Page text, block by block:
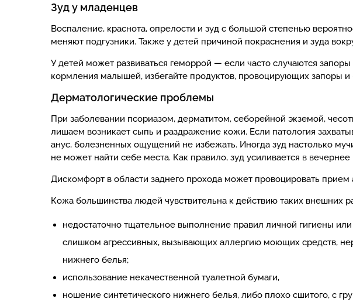
Зуд у младенцев
Воспаление, краснота, опрелости и зуд с большой степенью
меняют подгузники. Также у детей причиной покраснения и зуда
У детей может развиваться геморрой — если часто случаются
кормления малышей, избегайте продуктов, провоцирующих запоры и
Дерматологические проблемы
При заболевании псориазом, дерматитом, себорейной экземой,
лишаем возникает сыпь и раздражение кожи. Если патология
анус, болезненных ощущений не избежать. Иногда зуд настолько
не может найти себе места. Как правило, зуд усиливается в вечернее
Дискомфорт в области заднего прохода может провоцировать прием
Кожа большинства людей чувствительна к действию таких внешних
недостаточно тщательное выполнение правил личной гигиены
слишком агрессивных, вызывающих аллергию моющих средств,
нижнего белья;
использование некачественной туалетной бумаги,
ношение синтетического нижнего белья, либо плохо сшитого, с